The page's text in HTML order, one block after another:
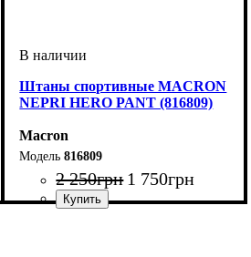
Штаны спортивные MACRON
NEPRI HERO PANT (816809)
Macron
816809
2 250грн 1 750грн